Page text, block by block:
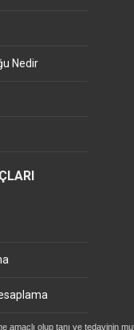
Nedir
amaçlı olup tanı ve tedavinin